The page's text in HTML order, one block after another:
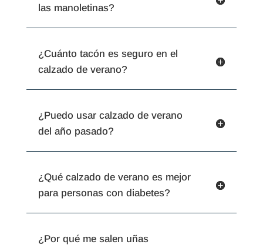
las manoletinas?
¿Cuánto tacón es seguro en el
calzado de verano?
¿Puedo usar calzado de verano
del año pasado?
¿Qué calzado de verano es mejor
para personas con diabetes?
¿Por qué me salen uñas